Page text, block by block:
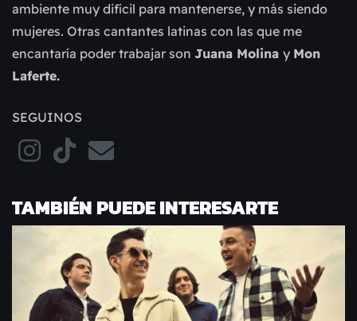
ambiente muy difícil para mantenerse, y más siendo
mujeres. Otras cantantes latinas con las que me
encantaría poder trabajar son Juana Molina y Mon
Laferte.
SEGUINOS
TAMBIÉN PUEDE INTERESARTE